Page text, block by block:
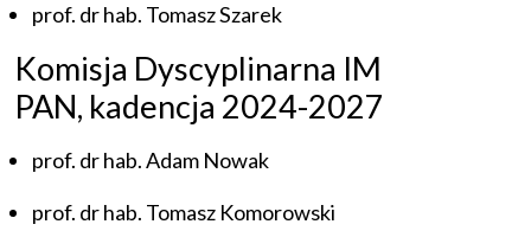
prof. dr hab. Tomasz Szarek
Komisja Dyscyplinarna IM
PAN, kadencja 2024-2027
prof. dr hab. Adam Nowak
prof. dr hab. Tomasz Komorowski